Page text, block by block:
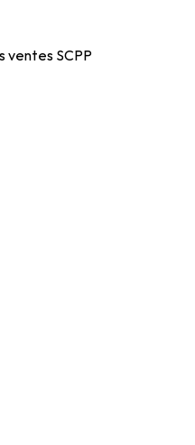
ventes SCPP